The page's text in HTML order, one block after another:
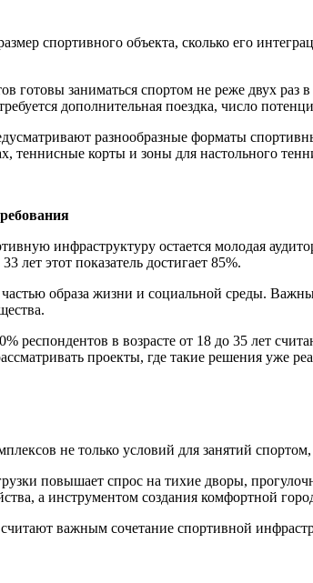
спортивного объекта, сколько его
готовы заниматься спортом не реже двух
дополнительная поездка, число
разнообразные форматы
теннисные корты и зоны для настольного
инфраструктуру остается молодая
лет этот показатель достигает 85%.
образа жизни и социальной среды.
респондентов в возрасте от 18 до 35 лет
проекты, где такие решения уже
не только условий для занятий
повышает спрос на тихие дворы,
а инструментом создания комфортной
важным сочетание спортивной